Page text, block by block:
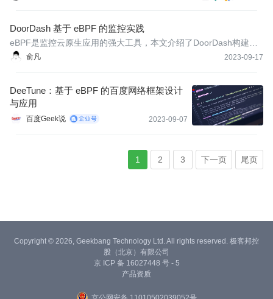
DoorDash 基于 eBPF 的监控实践
俞凡 2023-09-17
eBPF是监控云原生应用的强大工具，本文介绍了DoorDash构建基
于eBPF的监控系统的实践。
DeeTune：基于 eBPF 的百度网络框架设计
与应用
百度Geek说 2023-09-07
1 2 3 下一页 尾页
Copyright © 2026, Geekbang Technology Ltd. All rights reserved. 极客邦控
股（北京）有限公司
京 ICP 备 16027448 号 - 5
产品资质